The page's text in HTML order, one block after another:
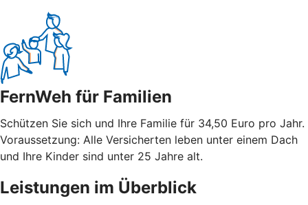
FernWeh für Familien
Schützen Sie sich und Ihre Familie für 34,50 Euro pro Jahr.
Voraussetzung: Alle Versicherten leben unter einem Dach
und Ihre Kinder sind unter 25 Jahre alt.
Leistungen im Überblick